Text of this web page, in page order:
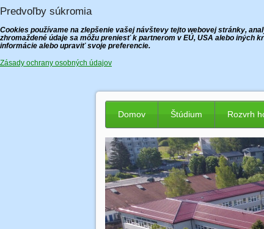
Domov Štúdium Rozvrh
Predvoľby súkromia
Cookies používame na zlepšenie vašej návštevy tejto webovej stránky,
zhromaždené údaje sa môžu preniesť k partnerom v EÚ, USA alebo
informácie alebo upraviť svoje preferencie.
Zásady ochrany osobných údajov